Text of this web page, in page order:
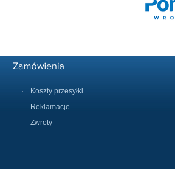
Koszty przesyłki
Reklamacje
Zwroty